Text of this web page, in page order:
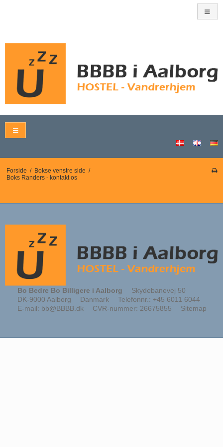
Forside / Bokse venstre side /
Boks Randers - kontakt os
Bo Bedre Bo Billigere i Aalborg
Skydebanevej 50
DK-9000 Aalborg
Danmark Telefonnr. : +45 6011 6044
E-mail: bb@BBBB.dk CVR-nummer: 26675855 Sitemap